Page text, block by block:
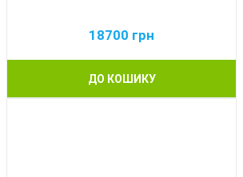
18700 грн
ДО КОШИКУ